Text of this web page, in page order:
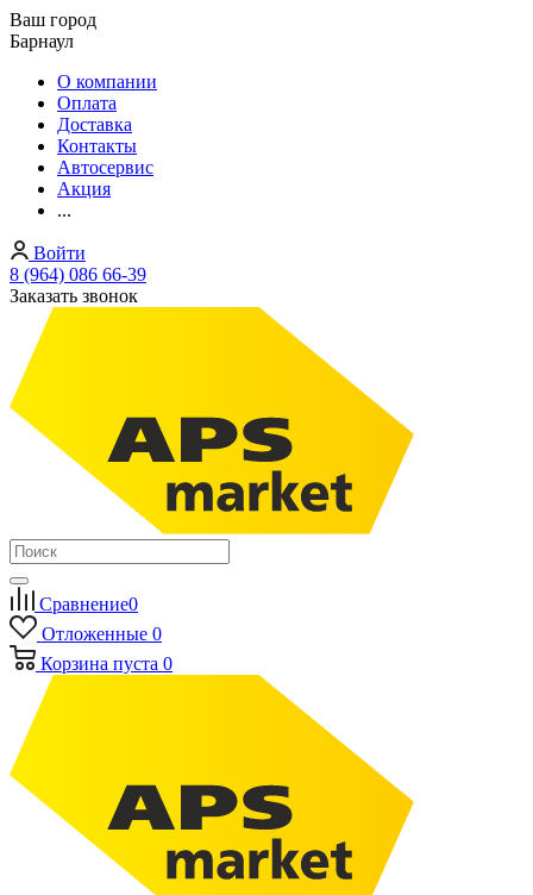
Ваш город
Барнаул
О компании
Оплата
Доставка
Контакты
Автосервис
Акция
...
Войти
8 (964) 086 66-39
Заказать звонок
Сравнение0
Отложенные 0
Корзина пуста 0